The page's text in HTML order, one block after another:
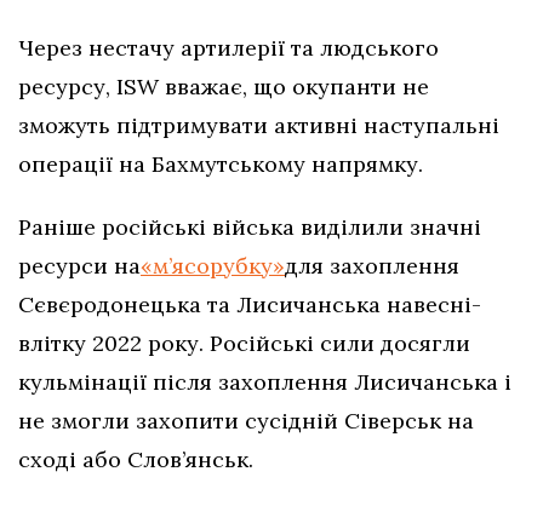
Через нестачу артилерії та людського
ресурсу, ISW вважає, що окупанти не
зможуть підтримувати активні наступальні
операції на Бахмутському напрямку.
Раніше російські війська виділили значні
ресурси на«м’ясорубку»для захоплення
Сєвєродонецька та Лисичанська навесні-
влітку 2022 року. Російські сили досягли
кульмінації після захоплення Лисичанська і
не змогли захопити сусідній Сіверськ на
сході або Слов’янськ.